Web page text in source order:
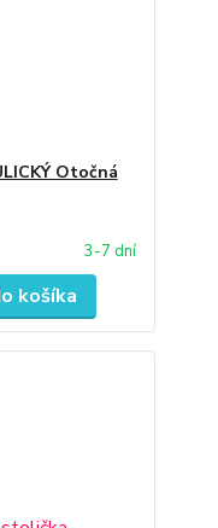
Otočná
3-7 dní
košíka